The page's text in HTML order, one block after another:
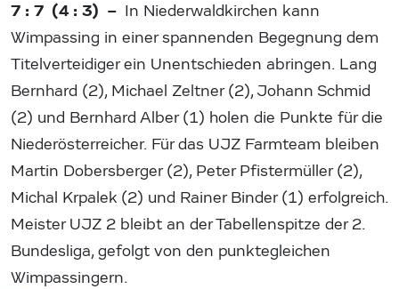
7 : 7 (4 : 3) – In Niederwaldkirchen kann
Wimpassing in einer spannenden Begegnung dem
Titelverteidiger ein Unentschieden abringen. Lang
Bernhard (2), Michael Zeltner (2), Johann Schmid
(2) und Bernhard Alber (1) holen die Punkte für die
Niederösterreicher. Für das UJZ Farmteam bleiben
Martin Dobersberger (2), Peter Pfistermüller (2),
Michal Krpalek (2) und Rainer Binder (1) erfolgreich.
Meister UJZ 2 bleibt an der Tabellenspitze der 2.
Bundesliga, gefolgt von den punktegleichen
Wimpassingern.